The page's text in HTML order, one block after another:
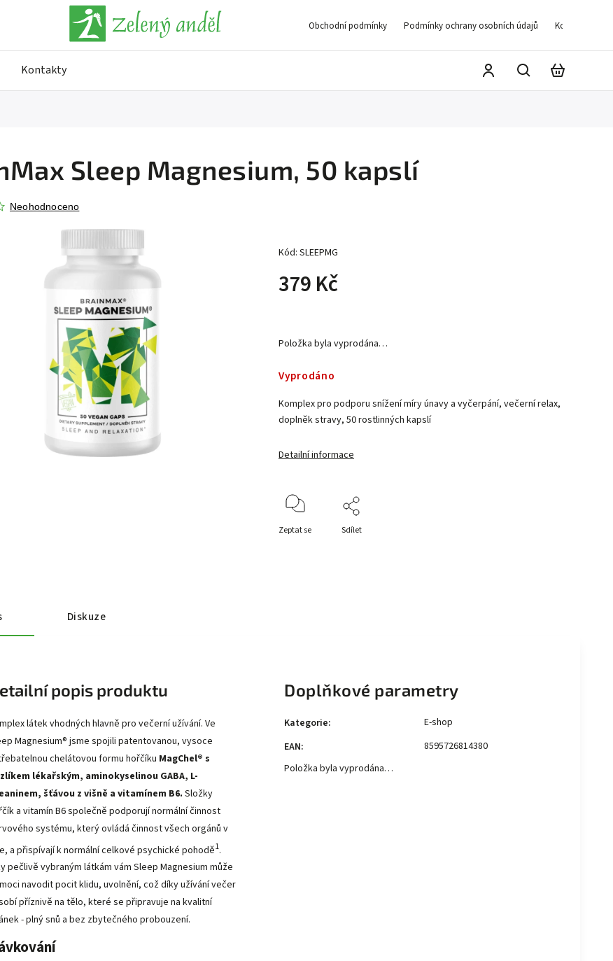
Obchodní podmínky Podmínky ochrany osobních údajů Kontakty
Kontakty
Sleep Magnesium, 50 kapslí
Neohodnoceno
Kód: SLEEPMG
379 Kč
Vyprodáno
Položka byla vyprodána…
Komplex pro podporu snížení míry únavy a vyčerpání, večerní relax,
doplněk stravy, 50 rostlinných kapslí
Detailní informace
Zeptat se Sdílet
Diskuze
popis produktu
látek vhodných hlavně pro večerní užívání. Ve
Magnesium® jsme spojili patentovanou, vysoce
chelátovou formu hořčíku MagChel® s
lékařským, aminokyselinou GABA, L-
šťávou z višně a vitamínem B6. Složky
a vitamín B6 společně podporují normální činnost
systému, který ovládá činnost všech orgánů v
a přispívají k normální celkové psychické pohodě1.
pečlivě vybraným látkám vám Sleep Magnesium může
navodit pocit klidu, uvolnění, což díky užívání večer
příznivě na tělo, které se připravuje na kvalitní
- plný snů a bez zbytečného probouzení.
Doplňkové parametry
Kategorie:
E-shop
EAN:
8595726814380
Položka byla vyprodána…